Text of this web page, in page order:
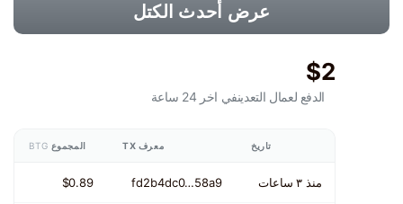
عرض أحدث الكتل
$2
الدفع لعمال التعدينفي اخر 24 ساعة
تاريخ معرف TX المجموع
منذ ٣ ساعات fd2b4dc0…58a9
$0.89